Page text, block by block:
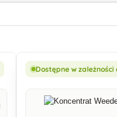
Dostępne w